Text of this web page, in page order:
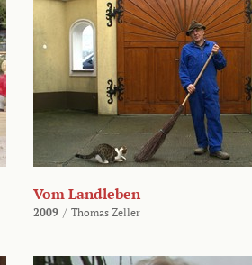
Vom Landleben
2009 / Thomas Zeller